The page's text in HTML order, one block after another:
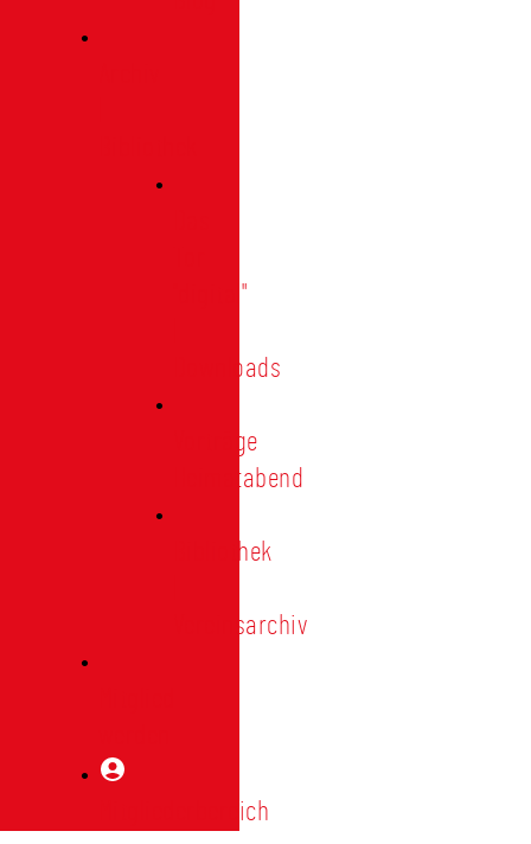
"digital"
Downloads
Vorträge
Heimatabend
Bibliothek
Vereinsarchiv
Mitgliederbereich